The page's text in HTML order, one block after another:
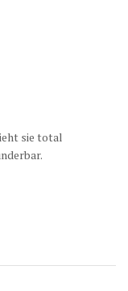
sie total